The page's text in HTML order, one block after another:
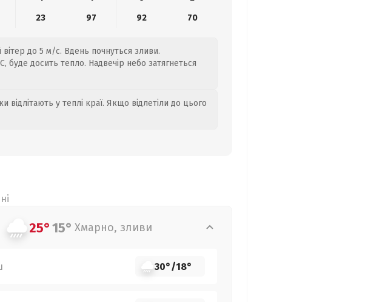
23 97 92 70
вітер до 5 м/с. Вдень почнуться зливи.
буде досить тепло. Надвечір небо затягнеться
відлітають у теплі краї. Якщо відлетіли до цього
25°15° Хмарно, зливи
30°/18°